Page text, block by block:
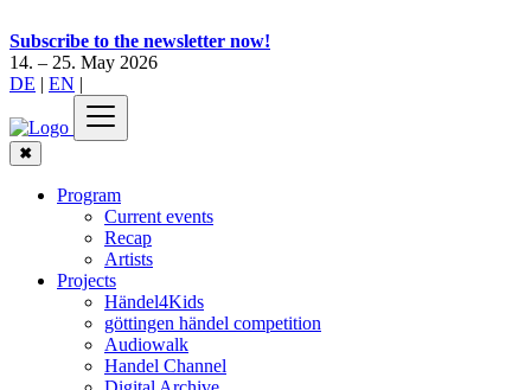
Subscribe to the newsletter now!
14. – 25. May 2026
DE | EN |
✖
Program
Current events
Recap
Artists
Projects
Händel4Kids
göttingen händel competition
Audiowalk
Handel Channel